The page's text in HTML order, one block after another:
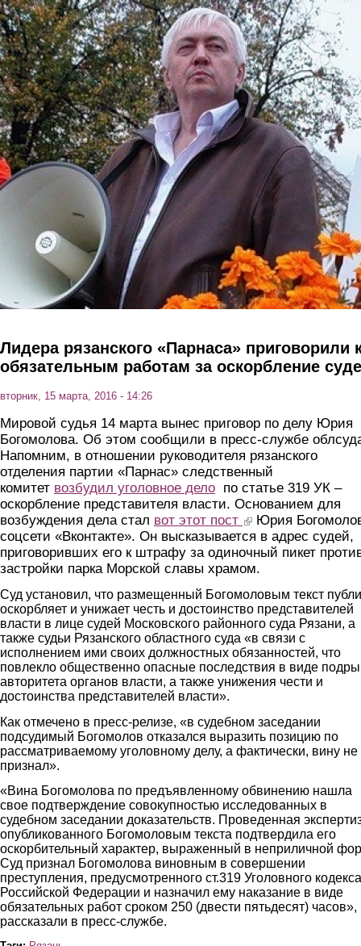
Перейти к основному содержанию
Лидера рязанского «Парнаса» приговорили
обязательным работам за оскорбление
вторник, 15 марта, 2016 - 14:26
Мировой судья 14 марта вынес приговор по делу Юрия
Богомолова. Об этом сообщили в пресс-службе
Напомним, в отношении руководителя рязанского
отделения партии «Парнас» следственный
комитет возбудил уголовное дело по статье 319 УК –
оскорбление представителя власти. Основанием для
возбуждения дела стал вот этот пост (link is external)
Юрия
соцсети «Вконтакте». Он высказывается в адрес судей,
приговоривших его к штрафу за одиночный пикет
застройки парка Морской славы храмом.
Суд установил, что размещенный Богомоловым текст
оскорбляет и унижает честь и достоинство представителей
власти в лице судей Московского районного суда Рязани, а
также судьи Рязанского областного суда «в связи с
исполнением ими своих должностных обязанностей, что
повлекло общественно опасные последствия в виде
авторитета органов власти, а также унижения чести и
достоинства представителей власти».
Как отмечено в пресс-релизе, «в судебном заседании
подсудимый Богомолов отказался выразить позицию по
рассматриваемому уголовному делу, а фактически, вину не
признал».
«Вина Богомолова по предъявленному обвинению нашла
свое подтверждение совокупностью исследованных в
судебном заседании доказательств. Проведенная
опубликованного Богомоловым текста подтвердила его
оскорбительный характер, выраженный в неприличной
Суд признал Богомолова виновным в совершении
преступления, предусмотренного ст.319 Уголовного кодекса
Российской Федерации и назначил ему наказание в виде
обязательных работ сроком 250 (двести пятьдесят)
рассказали в пресс-службе.